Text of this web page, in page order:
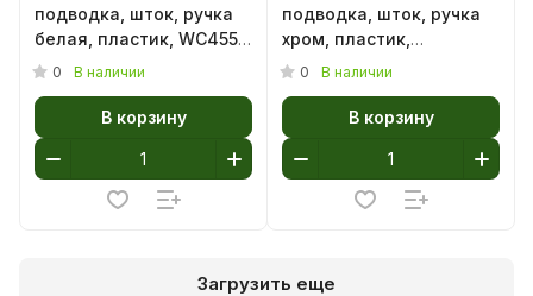
подводка, шток, ручка
белая, пластик, WC4550
(1/20)
0 В наличии
В корзину
подводка, шток, ручка
хром, пластик,
WC4550M (1/20)
0 В наличии
В корзину
Загрузить еще